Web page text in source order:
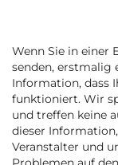
Wenn Sie in einer
senden, erstmalig
Information, dass
funktioniert. Wir
und treffen keine
dieser
Veranstalter und